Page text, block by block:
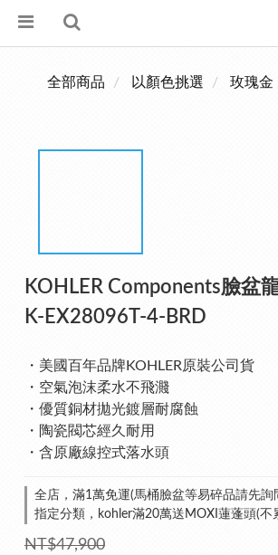
全部商品 以顏色挑選 玫瑰金
KOHLER Components臉盆
K-EX28096T-4-BRD
・美國百年品牌KOHLER原裝公司貨
・空氣泡沫柔水不飛濺
・優質銅材拋光鍍層耐腐蝕
・陶瓷閥芯經久耐用
・含原廠線控式落水頭
全店，滿1萬免運(馬桶臉盆等易碎品請先詢
指定分類，kohler滿20萬送MOXI蓮蓬頭(不
NT$47,900